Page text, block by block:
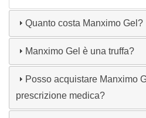
Quanto costa Manximo Gel?
Manximo Gel è una truffa?
Posso acquistare Manximo
prescrizione medica?